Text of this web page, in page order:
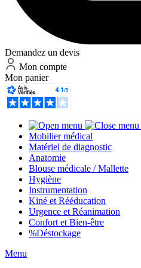
Demandez un devis
Mon compte
Mon panier
Mobilier médical
Matériel de diagnostic
Anatomie
Blouse médicale / Mallette
Hygiène
Instrumentation
Kiné et Rééducation
Urgence et Réanimation
Confort et Bien-être
%Déstockage
Menu